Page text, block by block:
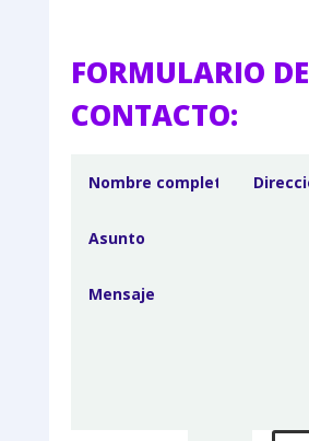
FORMULARIO DE
CONTACTO: